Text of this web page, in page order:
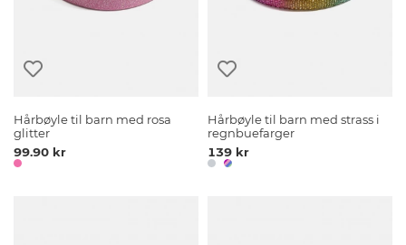
Hårbøyle til barn med rosa
glitter
99.90 kr
Hårbøyle til barn med strass i
regnbuefarger
139 kr